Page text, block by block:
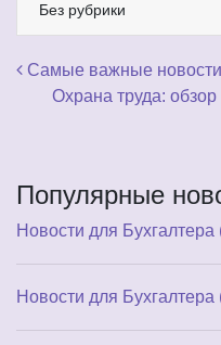
Без рубрики
Навигация по
Самые важные
Охрана труда:
Популярные
Новости для
Новости для